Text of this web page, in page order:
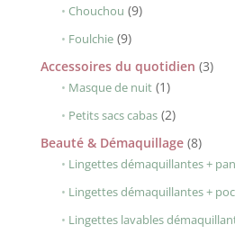
Chouchou 99
Foulchie 99
produits
Accessoires du quotidien 33
Masque de nuit 11
produit
Petits sacs cabas 22
produits
Beauté & Démaquillage 88
Lingettes démaquillantes +
Lingettes démaquillantes +
Lingettes lavables